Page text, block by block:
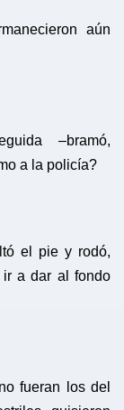
aún
–bramó,
a la policía?
el pie y rodó,
ir a dar al fondo
fueran los del